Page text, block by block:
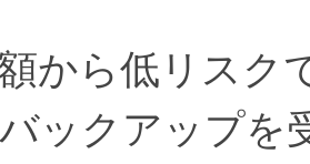
から低リスク
ックアップを